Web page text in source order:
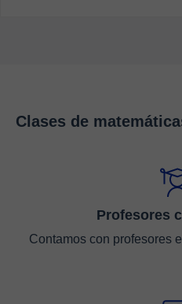
Clases de
Profesores
Contamos con profesores